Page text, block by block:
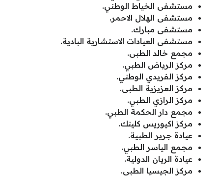
مستشفى الخياط الوطني.
مستشفى الهلال الاحمر.
مستشفى مبارك.
مستشفى العيادات الاستشارية البادية.
مجمع خالد الطبى.
مركز الرياض الطبي.
مركز الفريدي الوطني.
مركز العزيزية الطبى.
مركز الرازي الطبي.
مجمع دار الحكمة الطبي.
مركز اكيوريس كلينك.
عيادة جرير الطبية.
مجمع الياسر الطبي.
عيادة الريان الدولية.
مركز الجيسيا الطبي.